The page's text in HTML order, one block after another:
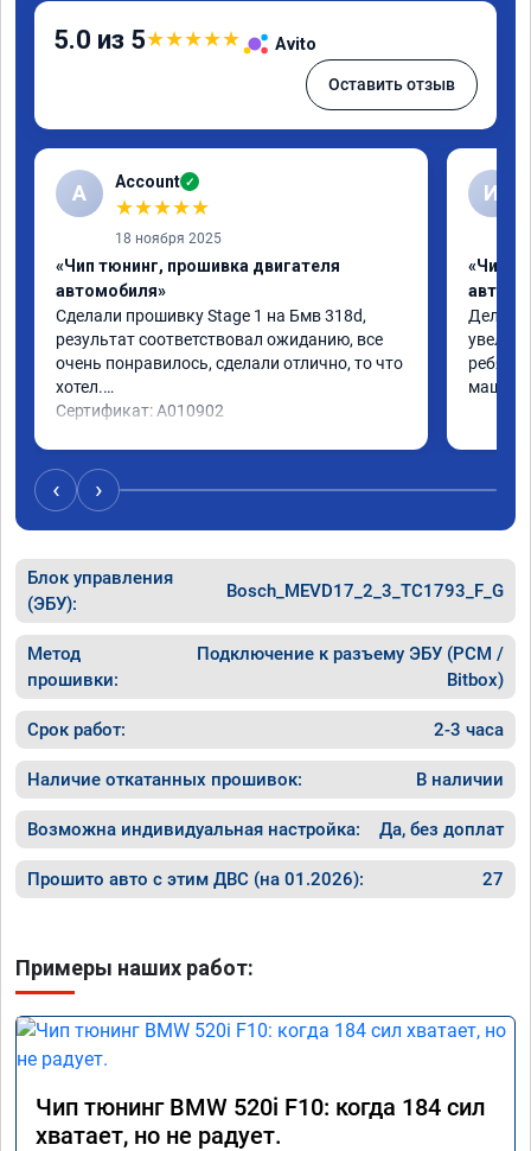
5.0 из 5★★★★★ Avito
Оставить отзыв
A Account ✓
★★★★★
18 ноября 2025
«Чип тюнинг, прошивка двигателя
автомобиля»
Сделали прошивку Stage 1 на Бмв 318d,
результат соответствовал ожиданию, все
очень понравилось, сделали отлично, то что
хотел.
Сертификат: A010902
И
«Чип
Делали
ребята
машина
‹ ›
Блок управления
(ЭБУ):
Bosch_MEVD17_2_3_TC1793_F_G
Метод
прошивки:
Подключение к разъему ЭБУ (PCM /
Bitbox)
Срок работ: 2-3 часа
Наличие откатанных прошивок: В наличии
Возможна индивидуальная настройка: Да, без доплат
Прошито авто с этим ДВС (на 01.2026): 27
Примеры наших работ:
Чип тюнинг BMW 520i F10: когда 184 сил
хватает, но не радует.